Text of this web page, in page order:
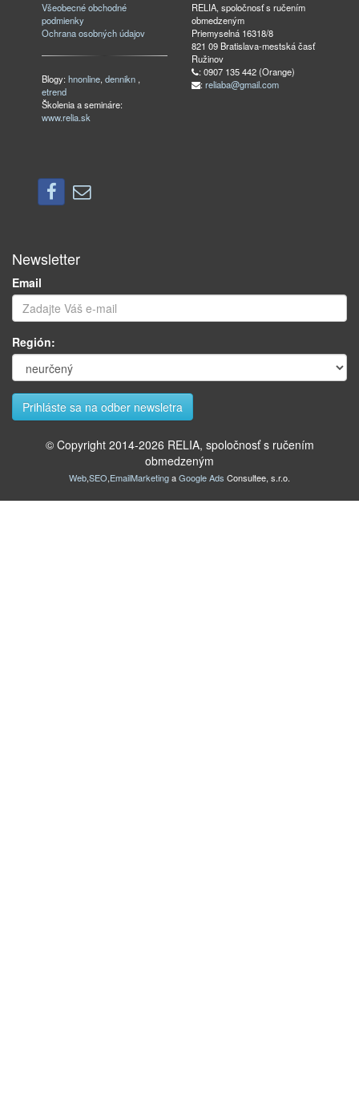
Všeobecné obchodné
podmienky
Ochrana osobných údajov
Blogy:hnonline,dennikn ,
etrend
Školenia a semináre:
www.relia.sk
RELIA, spoločnosť s ručením
obmedzeným
Priemyselná 16318/8
821 09 Bratislava-mestská časť
Ružinov
: 0907 135 442 (Orange)
: reliaba@gmail.com
Newsletter
Email
Región:
© Copyright 2014-2026 RELIA, spoločnosť s ručením
obmedzeným
Web,SEO,EmailMarketingaGoogle Ads Consultee, s.r.o.